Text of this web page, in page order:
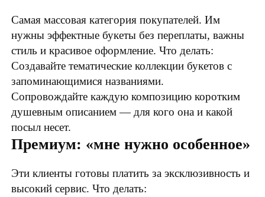
Самая массовая категория покупателей. Им
нужны эффектные букеты без переплаты, важны
стиль и красивое оформление. Что делать:
Создавайте тематические коллекции букетов с
запоминающимися названиями.
Сопровождайте каждую композицию коротким
душевным описанием — для кого она и какой
посыл несет.
Премиум: «мне нужно особенное»
Эти клиенты готовы платить за эксклюзивность и
высокий сервис. Что делать: